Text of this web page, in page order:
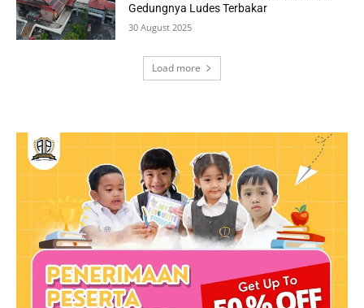
Gedungnya Ludes Terbakar
30 August 2025
Load more